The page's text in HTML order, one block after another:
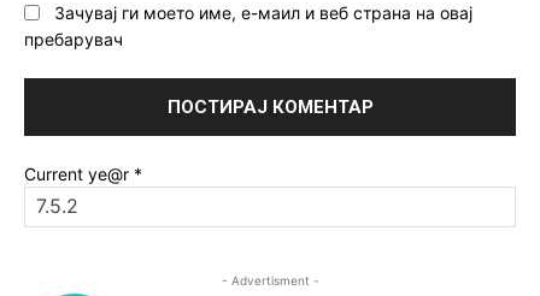
Зачувај ги моето име, е-маил и веб страна на овај
пребарувач
Current ye@r *
- Advertisment -